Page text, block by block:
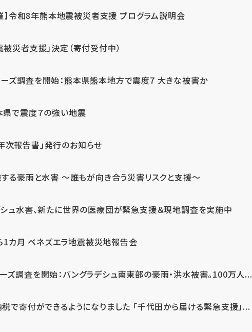
】令和8年熊本地震被災者支援 プログラム説明会
災者支援」決定（寄付受付中）
ズ調査を開始：熊本県熊本地方で震度7 大きな被害か
県で震度７の強い地震
次報告書」発行のお知らせ
する豪雨と水害 ～誰もが向き合う災害リスクと支援～
シュ水害、新たに世界の医療団が緊急支援＆現地調査を実施中
カ月 ベネズエラ地震被災地報告会
ズ調査を開始：バングラデシュ南東部の豪雨・洪水被害。100万人...
税で寄付ができるようになりました 「千代田から届ける緊急支援」...